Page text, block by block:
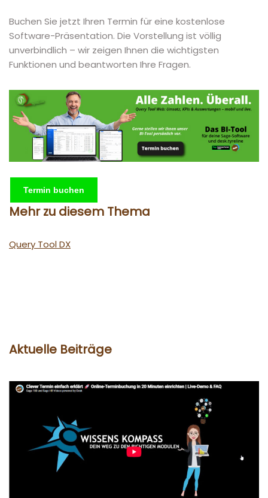
Buchen Sie jetzt Ihren Termin für eine kostenlose
Software-Präsentation. Die Vorstellung ist völlig
unverbindlich – wir zeigen Ihnen die wichtigsten
Funktionen und beantworten Ihre Fragen.
Termin buchen
Mehr zu diesem Thema
Query Tool DX
Aktuelle Beiträge